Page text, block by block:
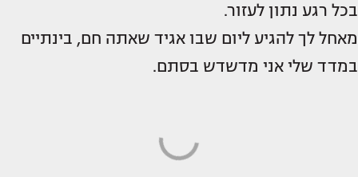
בכל רגע נתון לעזור.
מאחל לך להגיע ליום שבו אגיד שאתה חם, בינתיים
במדד שלי אני מדשדש בסתם.